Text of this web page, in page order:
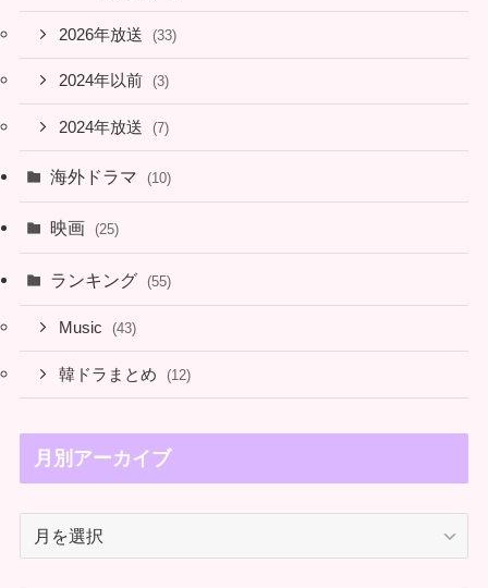
2026年放送 (33)
2024年以前 (3)
2024年放送 (7)
海外ドラマ (10)
映画 (25)
ランキング (55)
Music (43)
韓ドラまとめ (12)
月別アーカイブ